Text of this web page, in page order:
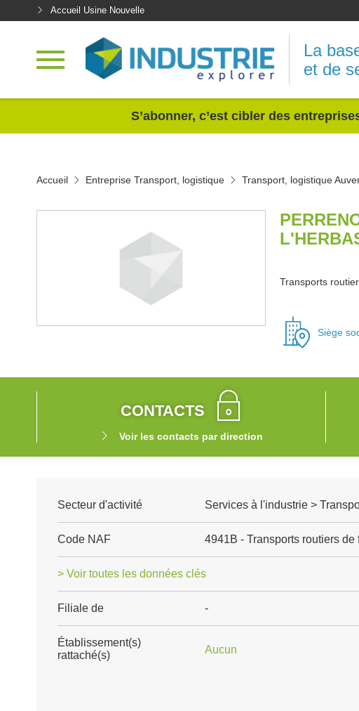
Accueil Usine Nouvelle
La
et de
S’abonner, c’est cibler des
Accueil Entreprise Transport, logistique Transport, logistique
Transports
Siège
CONTACTS
Voir les contacts par direction
Secteur d'activité Services à l'industrie >
Code NAF 4941B - Transports routiers de
> Voir toutes les données clés
Filiale de -
Établissement(s)
rattaché(s)
Aucun